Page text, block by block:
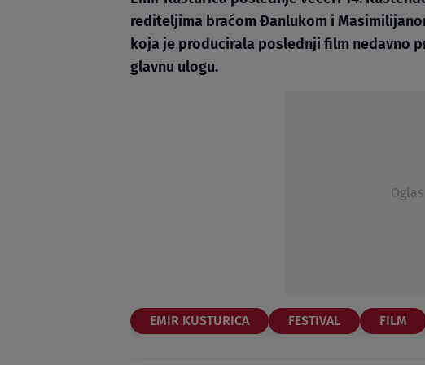
rediteljima braćom Đanlukom i
koja je producirala poslednji film nedavno
glavnu ulogu.
Oglas
EMIR KUSTURICA FESTIVAL FILM